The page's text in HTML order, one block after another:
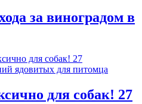
за виноградом в
для собак! 27